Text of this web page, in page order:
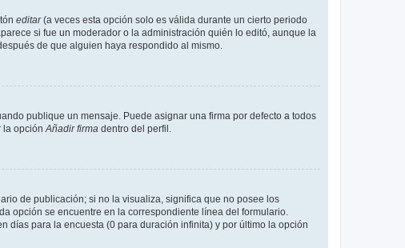
editar(a veces esta opción solo es válida durante un cierto periodo
si fue un moderador o la administración quién lo editó, aunque la
de que alguien haya respondido al mismo.
publique un mensaje. Puede asignar una firma por defecto a todos
la opción Añadir firma dentro del perfil.
de publicación; si no la visualiza, significa que no posee los
opción se encuentre en la correspondiente línea del formulario.
días para la encuesta (0 para duración infinita) y por último la opción